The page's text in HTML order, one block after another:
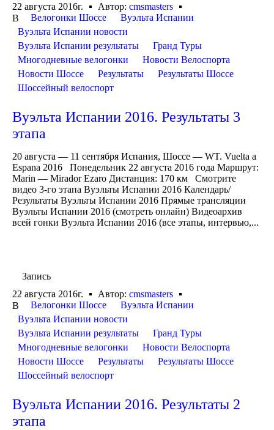
22 августа 2016г.
Автор: cmsmasters
В
Велогонки Шоссе
Вуэльта Испании
Вуэльта Испании новости
Вуэльта Испании результаты
Гранд Туры
Многодневные велогонки
Новости Велоспорта
Новости Шоссе
Результаты
Результаты Шоссе
Шоссейный велоспорт
Вуэльта Испании 2016. Результаты 3
этапа
20 августа — 11 сентября Испания, Шоссе — WT. Vuelta a
Espana 2016 Понедельник 22 августа 2016 года Маршрут:
Marin — Mirador Ezaro Дистанция: 170 км Смотрите
видео 3-го этапа Вуэльты Испании 2016 Календарь/
Результаты Вуэльты Испании 2016 Прямые трансляции
Вуэльты Испании 2016 (смотреть онлайн) Видеоархив
всей гонки Вуэльта Испании 2016 (все этапы, интервью,...
Запись
22 августа 2016г.
Автор: cmsmasters
В
Велогонки Шоссе
Вуэльта Испании
Вуэльта Испании новости
Вуэльта Испании результаты
Гранд Туры
Многодневные велогонки
Новости Велоспорта
Новости Шоссе
Результаты
Результаты Шоссе
Шоссейный велоспорт
Вуэльта Испании 2016. Результаты 2
этапа